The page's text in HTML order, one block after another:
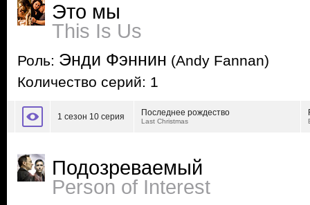
Это мы
This Is Us
Роль: Энди Фэннин (Andy Fannan)
Количество серий: 1
1 сезон 10 серия Последнее рождество
Last Christmas
Подозреваемый
Person of Interest